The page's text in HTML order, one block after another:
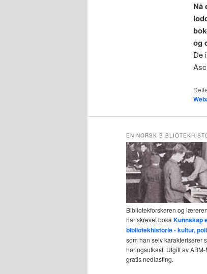
Nå
og
De
EN NORSK
Bibliotekforskeren og
har skrevet boka Kunnskap
bibliotekhistorie - kultur,
som han selv karakteriserer
høringsutkast. Utgitt av
gratis nedlasting.